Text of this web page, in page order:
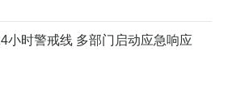
小时警戒线 多部门启动应急响应